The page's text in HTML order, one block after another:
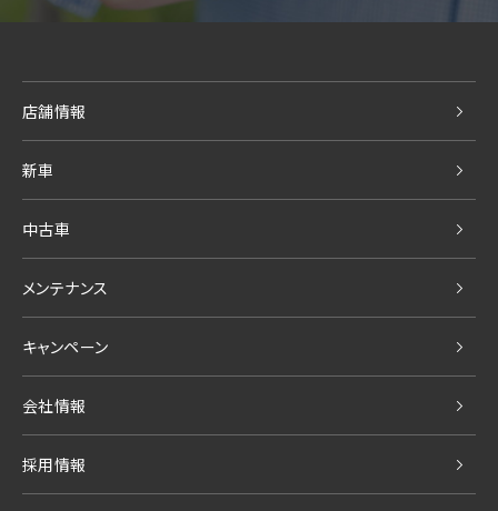
店舗情報
新車
中古車
メンテナンス
キャンペーン
会社情報
採用情報